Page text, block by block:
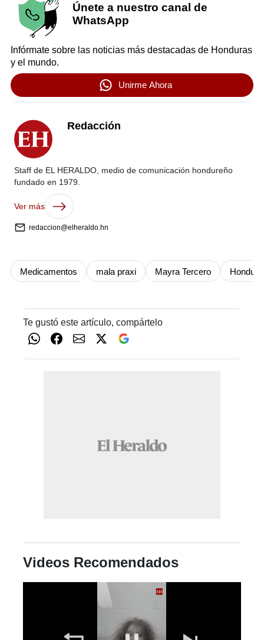
Únete a nuestro canal de
WhatsApp
Infórmate sobre las noticias más destacadas de Honduras
y el mundo.
Unirme Ahora
Redacción
Staff de EL HERALDO, medio de comunicación hondureño
fundado en 1979.
Ver más
redaccion@elheraldo.hn
Medicamentos mala praxi Mayra Tercero
Te gustó este artículo, compártelo
Videos Recomendados